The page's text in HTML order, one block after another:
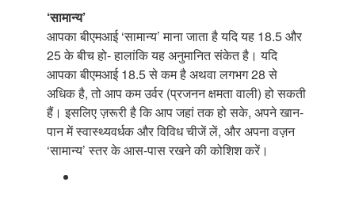
‘सामान्य’
आपका बीएमआई ‘सामान्य’ माना जाता है यदि यह 18.5 और
25 के बीच हो- हालांकि यह अनुमानित संकेत है। यदि
आपका बीएमआई 18.5 से कम है अथवा लगभग 28 से
अधिक है, तो आप कम उर्वर (प्रजनन क्षमता वाली) हो सकती
हैं। इसलिए ज़रूरी है कि आप जहां तक हो सके, अपने खान-
पान में स्वास्थ्यवर्धक और विविध चीजें लें, और अपना वज़न
‘सामान्य’ स्तर के आस-पास रखने की कोशिश करें।